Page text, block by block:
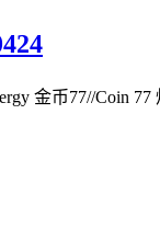
金币77//Coin